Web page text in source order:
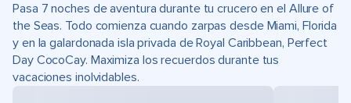
Pasa 7 noches de aventura durante tu crucero en el Allure of
the Seas. Todo comienza cuando zarpas desde Miami, Florida
y en la galardonada isla privada de Royal Caribbean, Perfect
Day CocoCay. Maximiza los recuerdos durante tus
vacaciones inolvidables.